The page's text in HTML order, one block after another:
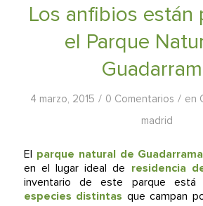
Los anfibios están
el Parque
4 marzo, 2015 / 0 Comentarios / en
madrid
El parque natural de Guadarrama
en el lugar ideal de residencia
inventario de este parque
especies distintas que campan